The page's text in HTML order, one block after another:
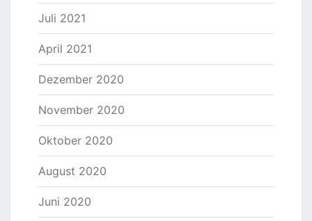
Juli 2021
April 2021
Dezember 2020
November 2020
Oktober 2020
August 2020
Juni 2020